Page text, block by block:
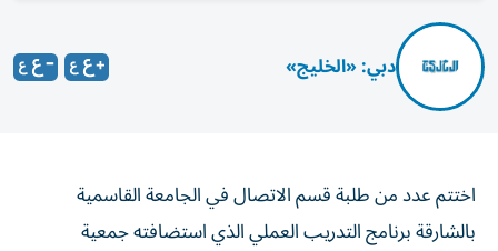
دبي: «الخليج»
بالشارقة برنامج التدريب العملي الذي استضافته جمعية